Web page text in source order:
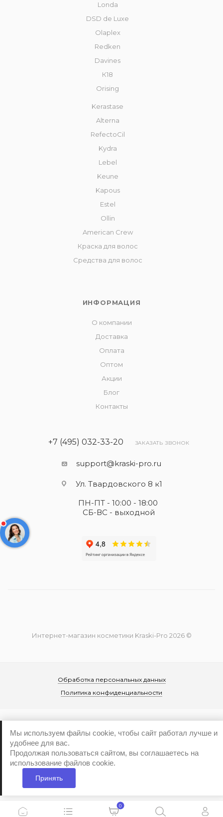
Londa
DSD de Luxe
Olaplex
Redken
Davines
К18
Orising
Kerastase
Alterna
RefectoCil
Kydra
Lebel
Keune
Kapous
Estel
Ollin
American Crew
Краска для волос
Средства для волос
ИНФОРМАЦИЯ
О компании
Доставка
Оплата
Оптом
Акции
Блог
Контакты
+7 (495) 032-33-20 ЗАКАЗАТЬ ЗВОНОК
support@kraski-pro.ru
Ул. Твардовского 8 к1
ПН-ПТ - 10:00 - 18:00
СБ-ВС - выходной
Интернет-магазин косметики Kraski-Pro 2026 ©
Обработка персональных данных
Политика конфиденциальности
Мы используем файлы cookie, чтобы сайт работал лучше и
удобнее для вас.
Продолжая пользоваться сайтом, вы соглашаетесь на
использование файлов cookie.
Принять
0